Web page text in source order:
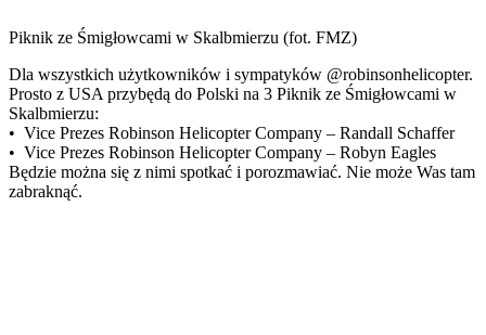
Piknik ze Śmigłowcami w Skalbmierzu (fot. FMZ)
Dla wszystkich użytkowników i sympatyków @robinsonhelicopter.
Prosto z USA przybędą do Polski na 3 Piknik ze Śmigłowcami w
Skalbmierzu:
• Vice Prezes Robinson Helicopter Company – Randall Schaffer
• Vice Prezes Robinson Helicopter Company – Robyn Eagles
Będzie można się z nimi spotkać i porozmawiać. Nie może Was tam
zabraknąć.